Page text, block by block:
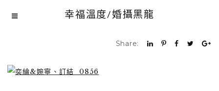
幸福溫度/婚攝黑龍
Share: